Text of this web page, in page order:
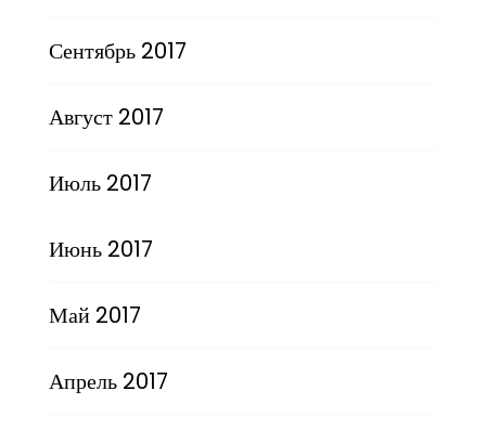
Сентябрь 2017
Август 2017
Июль 2017
Июнь 2017
Май 2017
Апрель 2017